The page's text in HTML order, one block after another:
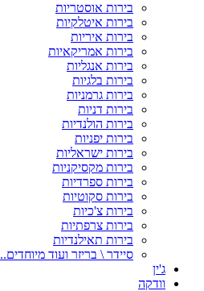
בירות אוסטריות
בירות איטלקיות
בירות איריות
בירות אמריקאיות
בירות אנגליות
בירות בלגיות
בירות גרמניות
בירות דניות
בירות הולנדיות
בירות יפניות
בירות ישראליות
בירות מקסיקניות
בירות ספרדיות
בירות סקוטיות
בירות צ'כיות
בירות צרפתיות
בירות תאילנדיות
סיידר \ בריזר ועוד מיוחדים..
ג'ין
וודקה